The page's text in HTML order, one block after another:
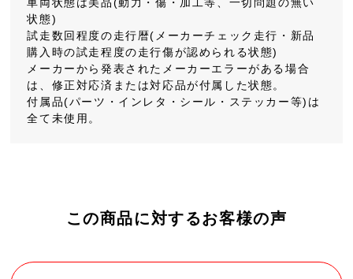
状態)
試走数回程度の走行暦(メーカーチェック走行・新品
購入時の試走程度の走行傷が認められる状態)
メーカーから発表されたメーカーエラーがある場合
は、修正対応済または対応品が付属した状態。
付属品(パーツ・インレタ・シール・ステッカー等)は
全て未使用。
この商品に対するお客様の声